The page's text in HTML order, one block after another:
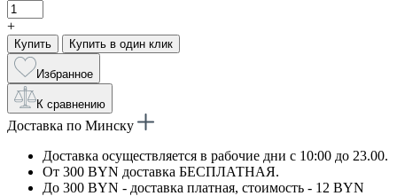
+
Купить Купить в один клик
Избранное
К сравнению
Доставка по Минску
Доставка осуществляется в рабочие дни с 10:00 до 23.00.
От 300 BYN доставка БЕСПЛАТНАЯ.
До 300 BYN - доставка платная, стоимость - 12 BYN